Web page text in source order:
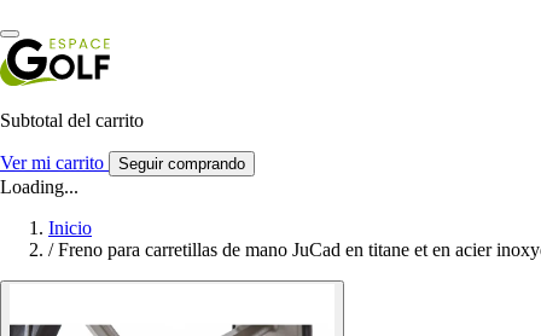
Subtotal del carrito
Ver mi carrito Seguir comprando
Loading...
Inicio
/ Freno para carretillas de mano JuCad en titane et en acier